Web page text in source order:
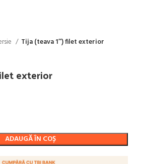
Tija (teava 1″) filet exterior
exterior
ADAUGĂ ÎN COȘ